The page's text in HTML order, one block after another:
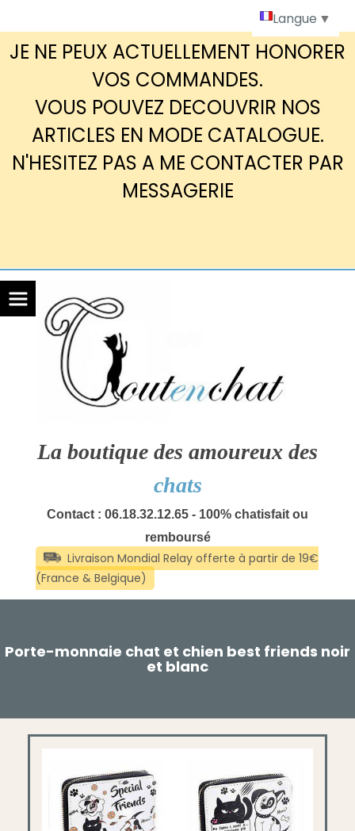
JE NE PEUX ACTUELLEMENT HONORER
VOS COMMANDES.
VOUS POUVEZ DECOUVRIR NOS
ARTICLES EN MODE CATALOGUE.
N'HESITEZ PAS A ME CONTACTER PAR
MESSAGERIE
La boutique des amoureux des
chats
Contact : 06.18.32.12.65 - 100% chatisfait ou
remboursé
Porte-monnaie chat et chien best friends noir
et blanc
Langue ▼